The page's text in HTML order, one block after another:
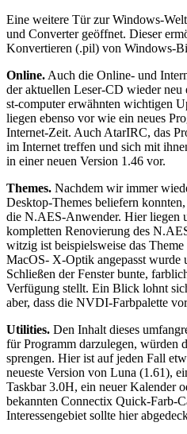
Eine weitere Tür zur Windows-
und Converter geöffnet. Dieser
Konvertieren (.pil) von Windows-
Online. Auch die Online- und
der aktuellen Leser-CD wieder
st-computer erwähnten wichtigen
liegen ebenso vor wie ein neues
Internet-Zeit. Auch AtarIRC, das
im Internet treffen und sich mit
in einer neuen Version 1.46 vor.
Themes. Nachdem wir immer
Desktop-Themes beliefern
die N.AES-Anwender. Hier liegen
kompletten Renovierung des
witzig ist beispielsweise das
MacOS- X-Optik angepasst wurde
Schließen der Fenster bunte,
Verfügung stellt. Ein Blick lohnt
aber, dass die NVDI-Farbpalette
Utilities. Den Inhalt dieses
für Programm darzulegen, würden
sprengen. Hier ist auf jeden Fall
neueste Version von Luna (1.61),
Taskbar 3.0H, ein neuer Kalender
bekannten Connectix Quick-Farb-
Interessengebiet sollte hier